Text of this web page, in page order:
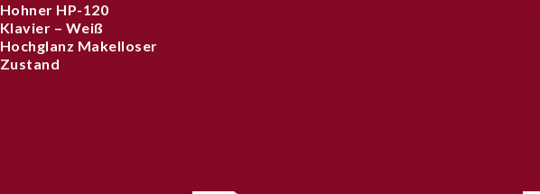
Hohner HP-120
Klavier – Weiß
Hochglanz Makelloser
Zustand